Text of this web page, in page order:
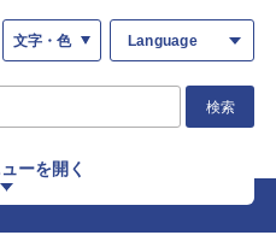
文字・色 Language
検索
ーを開く